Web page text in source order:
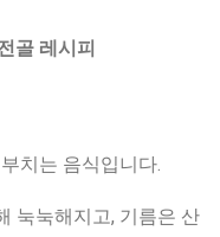
골 레시피
치는 음식입니다.
눅눅해지고, 기름은 산